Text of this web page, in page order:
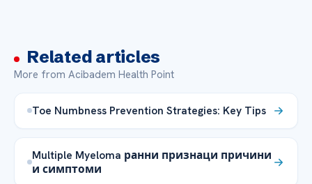
Related articles
More from Acibadem Health Point
Toe Numbness Prevention Strategies: Key Tips
Multiple Myeloma ранни признаци причини
и симптоми